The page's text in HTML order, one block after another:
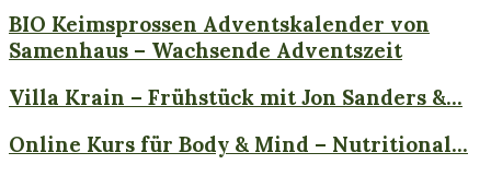
BIO Keimsprossen Adventskalender von
Samenhaus – Wachsende Adventszeit
Villa Krain – Frühstück mit Jon Sanders &...
Online Kurs für Body & Mind – Nutritional...